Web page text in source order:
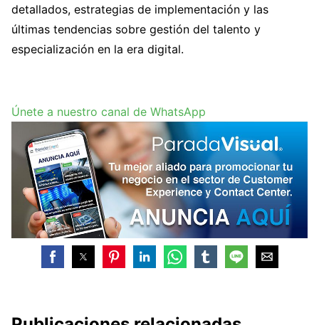
detallados, estrategias de implementación y las
últimas tendencias sobre gestión del talento y
especialización en la era digital.
Únete a nuestro canal de WhatsApp